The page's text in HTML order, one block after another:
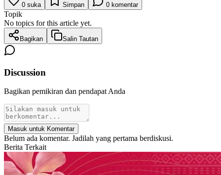
0 suka Simpan 0 komentar
Topik
No topics for this article yet.
Bagikan Salin Tautan
Discussion
Bagikan pemikiran dan pendapat Anda
Masuk untuk Komentar
Belum ada komentar. Jadilah yang pertama berdiskusi.
Berita Terkait